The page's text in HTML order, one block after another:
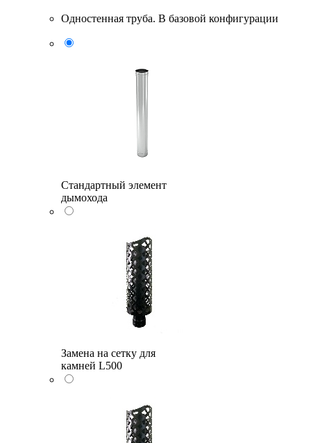
Одностенная труба. В базовой конфигурации
Стандартный элемент
дымохода
Замена на сетку для
камней L500